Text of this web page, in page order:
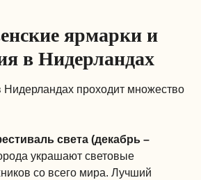
ярмарки и
в Нидерландах
проходит множество
света (декабрь –
украшают световые
со всего мира. Лучший